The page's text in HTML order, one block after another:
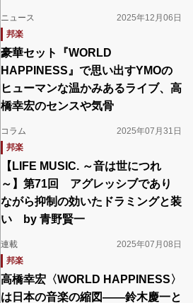
ニュース
2025年12月06日
邦楽
豪華セット『WORLD
HAPPINESS』で思い出すYMOの
ヒューマンな温かみあるライブ、高
橋幸宏のセンスや気骨
コラム
2025年07月31日
邦楽
【LIFE MUSIC. ～音は世につれ
～】第71回 アグレッシブであり
ながら抑制の効いたドラミングと装
い by 青野賢一
連載
2025年07月08日
邦楽
高橋幸宏〈WORLD HAPPINESS〉
は日本の音楽の縮図――鈴木慶一と